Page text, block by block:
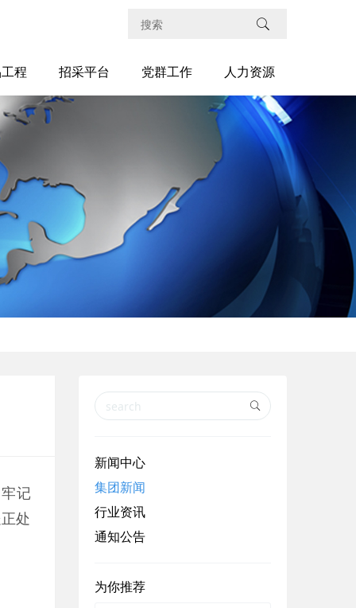
程 招采平台 党群工作 人力资源
记
处
新闻中心
集团新闻
行业资讯
通知公告
为你推荐